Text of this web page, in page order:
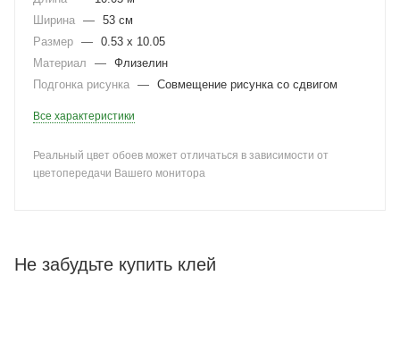
Ширина — 53 см
Размер — 0.53 x 10.05
Материал
— Флизелин
Подгонка рисунка — Совмещение рисунка со сдвигом
Все характеристики
Реальный цвет обоев может отличаться в зависимости от
цветопередачи Вашего монитора
Не забудьте купить клей